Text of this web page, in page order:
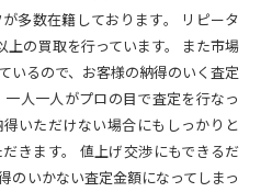
多数在籍しております。 リピータ
上の買取を行っています。 また市場
いるので、お客様の納得のいく査定
人一人がプロの目で査定を行なっ
いただけない場合にもしっかりと
きます。 値上げ交渉にもできるだ
のいかない査定金額になってしまっ